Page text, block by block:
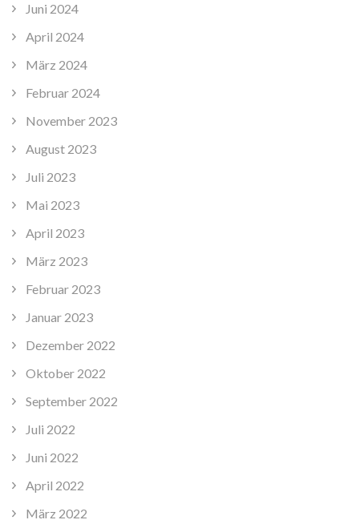
Juni 2024
April 2024
März 2024
Februar 2024
November 2023
August 2023
Juli 2023
Mai 2023
April 2023
März 2023
Februar 2023
Januar 2023
Dezember 2022
Oktober 2022
September 2022
Juli 2022
Juni 2022
April 2022
März 2022